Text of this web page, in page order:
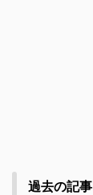
過去の記事